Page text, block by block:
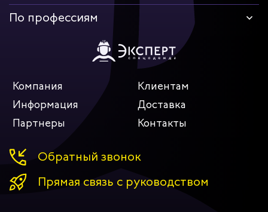
По профессиям
Компания
Клиентам
Информация
Доставка
Партнеры
Контакты
Обратный звонок
Прямая связь с руководством